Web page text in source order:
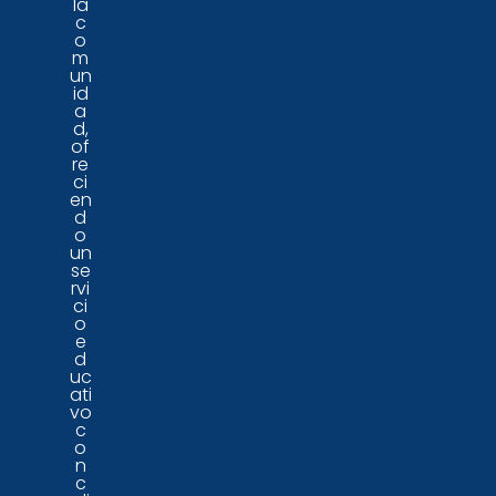
la
c
o
m
un
id
a
d,
of
re
ci
en
d
o
un
se
rvi
ci
o
e
d
uc
ati
vo
c
o
n
c